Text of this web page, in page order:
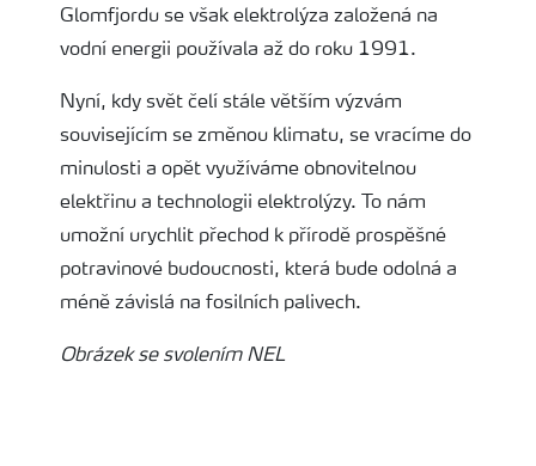
Glomfjordu se však elektrolýza založená na
vodní energii používala až do roku 1991.
Nyní, kdy svět čelí stále větším výzvám
souvisejícím se změnou klimatu, se vracíme do
minulosti a opět využíváme obnovitelnou
elektřinu a technologii elektrolýzy. To nám
umožní urychlit přechod k přírodě prospěšné
potravinové budoucnosti, která bude odolná a
méně závislá na fosilních palivech.
Obrázek se svolením NEL